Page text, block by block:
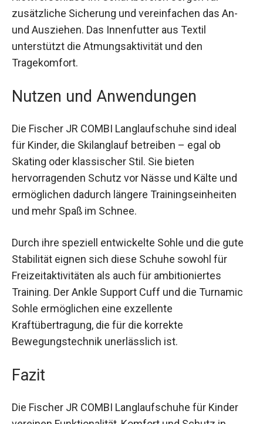
Klettverschluss im Schaftbereich sorgen für
zusätzliche Sicherung und vereinfachen das An-
und Ausziehen. Das Innenfutter aus Textil
unterstützt die Atmungsaktivität und den
Tragekomfort.
Nutzen und Anwendungen
Die Fischer JR COMBI Langlaufschuhe sind ideal
für Kinder, die Skilanglauf betreiben – egal ob
Skating oder klassischer Stil. Sie bieten
hervorragenden Schutz vor Nässe und Kälte und
ermöglichen dadurch längere Trainingseinheiten
und mehr Spaß im Schnee.
Durch ihre speziell entwickelte Sohle und die
gute Stabilität eignen sich diese Schuhe sowohl
für Freizeitaktivitäten als auch für ambitioniertes
Training. Der Ankle Support Cuff und die
Turnamic Sohle ermöglichen eine exzellente
Kraftübertragung, die für die korrekte
Bewegungstechnik unerlässlich ist.
Fazit
Die Fischer JR COMBI Langlaufschuhe für Kinder